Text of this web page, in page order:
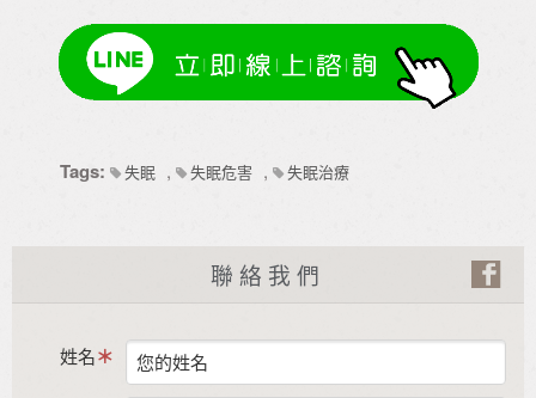
Tags: 失眠 , 失眠危害 , 失眠治療
聯絡我們
姓名